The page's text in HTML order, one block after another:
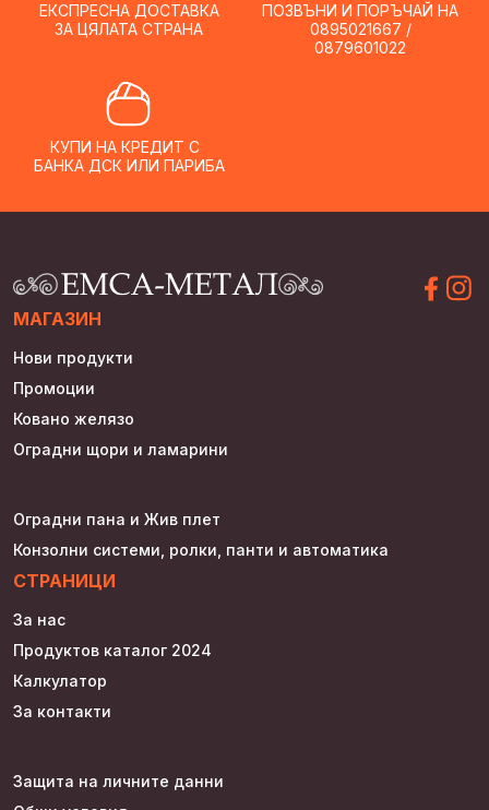
ЕКСПРЕСНА ДОСТАВКА
ЗА ЦЯЛАТА СТРАНА
ПОЗВЪНИ И ПОРЪЧАЙ НА
0895021667 /
0879601022
КУПИ НА КРЕДИТ С
БАНКА ДСК ИЛИ ПАРИБА
МАГАЗИН
Нови продукти
Промоции
Ковано желязо
Оградни щори и ламарини
Оградни пана и Жив плет
Конзолни системи, ролки, панти и автоматика
СТРАНИЦИ
За нас
Продуктов каталог 2024
Калкулатор
За контакти
Защита на личните данни